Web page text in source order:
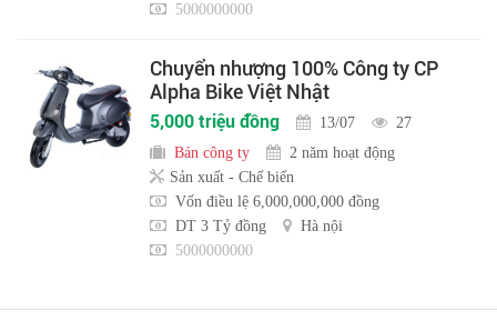
5000000000
Chuyển nhượng 100% Công ty CP
Alpha Bike Việt Nhật
5,000 triệu đồng 13/07
27
Bán công ty
2 năm hoạt động
Sản xuất - Chế biến
Vốn điều lệ 6,000,000,000 đồng
DT 3 Tỷ đồng
Hà nội
5000000000